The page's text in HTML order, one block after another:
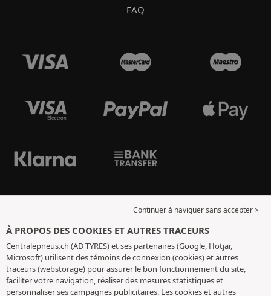
FAQ
Continuer à naviguer sans accepter >
À PROPOS DES COOKIES ET AUTRES TRACEURS
Centralepneus.ch (AD TYRES) et ses partenaires (Google, Hotjar,
Microsoft) utilisent des témoins de connexion (cookies) et autres
traceurs (webstorage) pour assurer le bon fonctionnement du site,
faciliter votre navigation, réaliser des mesures statistiques et
personnaliser ses campagnes publicitaires. Les cookies et autres